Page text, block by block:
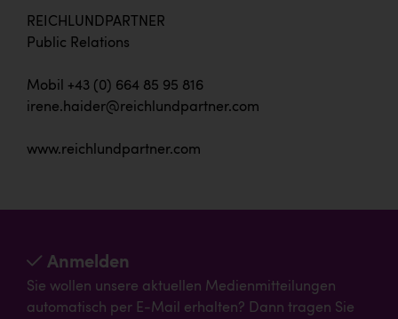
REICHLUNDPARTNER
Public Relations
Mobil +43 (0) 664 85 95 816
irene.haider@reichlundpartner.com
www.reichlundpartner.com
Anmelden
Sie wollen unsere aktuellen Medienmitteilungen
automatisch per E-Mail erhalten? Dann tragen Sie